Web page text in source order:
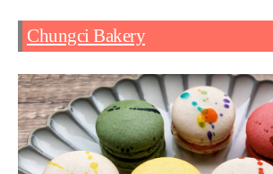
Chungci Bakery